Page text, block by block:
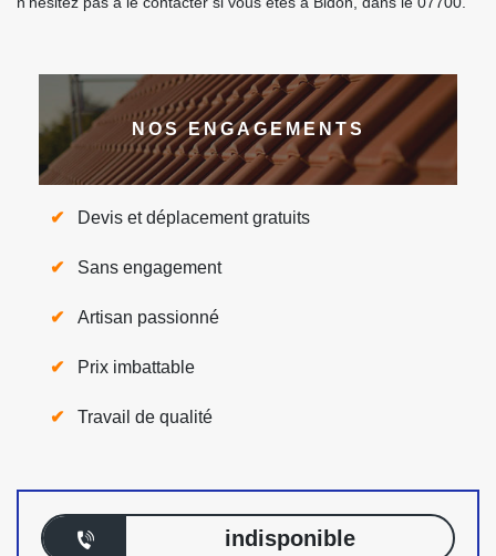
NOS ENGAGEMENTS
Devis et déplacement gratuits
Sans engagement
Artisan passionné
Prix imbattable
Travail de qualité
indisponible